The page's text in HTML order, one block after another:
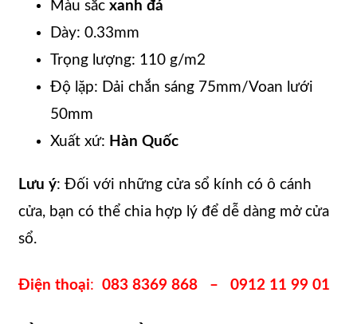
Màu sắc xanh đá
Dày: 0.33mm
Trọng lượng: 110 g/m2
Độ lặp: Dải chắn sáng 75mm/Voan lưới
50mm
Xuất xứ: Hàn Quốc
Lưu ý: Đối với những cửa sổ kính có ô cánh
cửa, bạn có thể chia hợp lý để dễ dàng mở cửa
sổ.
Điện thoại: 083 8369 868 – 0912 11 99 01